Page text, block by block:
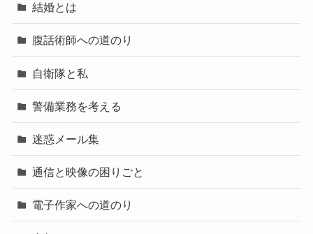
結婚とは
腹話術師への道のり
自衛隊と私
警備業務を考える
迷惑メール集
通信と映像の困りごと
電子作家への道のり